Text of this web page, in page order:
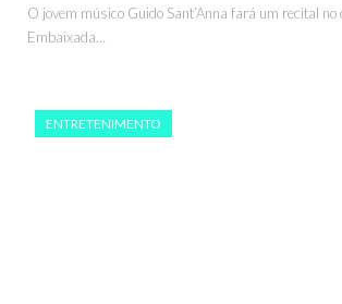
O jovem músico Guido Sant’Anna fará um recital
Embaixada…
ENTRETENIMENTO